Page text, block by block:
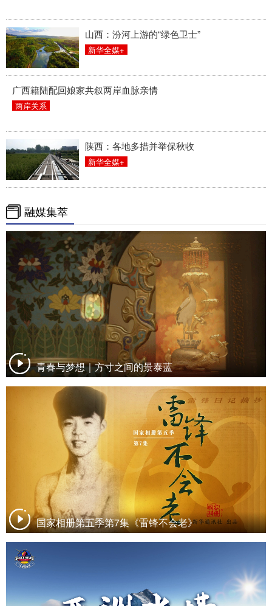
山西：汾河上游的“绿色卫士”
新华全媒+
广西籍陆配回娘家共叙两岸血脉亲情
两岸关系
陕西：各地多措并举保秋收
新华全媒+
融媒集萃
青春与梦想｜方寸之间的景泰蓝
国家相册第五季第7集《雷锋不会老》